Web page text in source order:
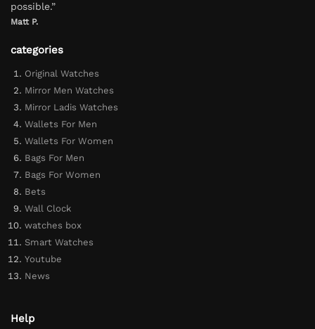
possible.”
Matt P.
categories
Original Watches
Mirror Men Watches
Mirror Ladis Watches
Wallets For Men
Wallets For Women
Bags For Men
Bags For Women
Bets
Wall Clock
watches box
Smart Watches
Youtube
News
Help